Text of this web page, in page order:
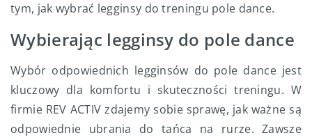
tym, jak wybrać legginsy do treningu pole dance.
Wybierając legginsy do pole dance
Wybór odpowiednich legginsów do pole dance jest
kluczowy dla komfortu i skuteczności treningu. W
firmie REV ACTIV zdajemy sobie sprawę, jak ważne są
odpowiednie ubrania do tańca na rurze. Zawsze